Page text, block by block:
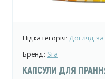
Підкатегорія: Догляд
Бренд: Sila
КАПСУЛИ ДЛЯ